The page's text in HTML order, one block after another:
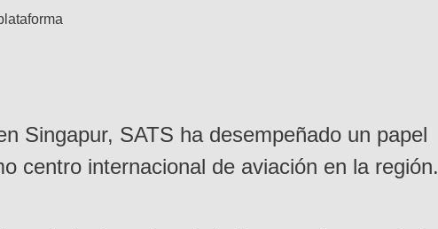
Singapur, SATS ha desempeñado un papel
centro internacional de aviación en la región.